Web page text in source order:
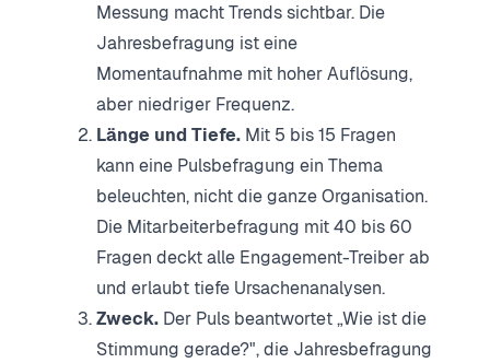
Messung macht Trends sichtbar. Die
Jahresbefragung ist eine
Momentaufnahme mit hoher Auflösung,
aber niedriger Frequenz.
Länge und Tiefe. Mit 5 bis 15 Fragen
kann eine Pulsbefragung ein Thema
beleuchten, nicht die ganze Organisation.
Die Mitarbeiterbefragung mit 40 bis 60
Fragen deckt alle Engagement-Treiber ab
und erlaubt tiefe Ursachenanalysen.
Zweck. Der Puls beantwortet „Wie ist die
Stimmung gerade?", die Jahresbefragung